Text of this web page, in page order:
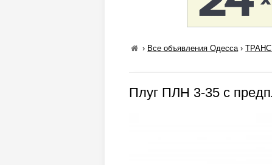
› Все объявления Одесса›
Плуг ПЛН 3-35 с